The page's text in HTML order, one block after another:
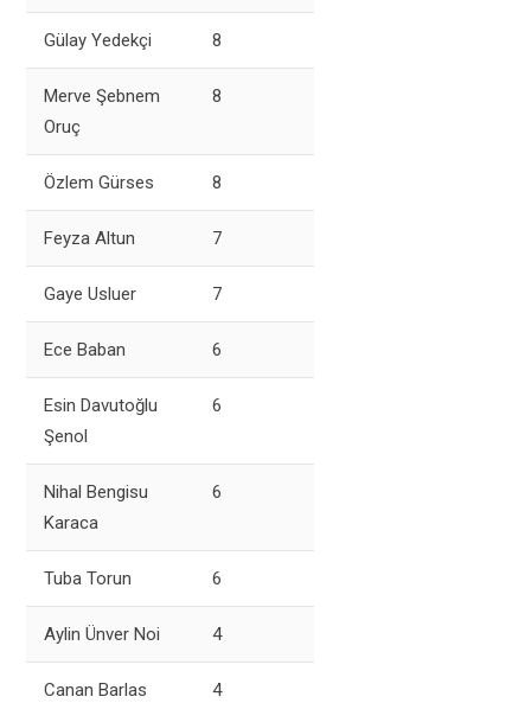
Gülay Yedekçi 8
Merve Şebnem
Oruç
8
Özlem Gürses 8
Feyza Altun 7
Gaye Usluer 7
Ece Baban 6
Esin Davutoğlu
Şenol
6
Nihal Bengisu
Karaca
6
Tuba Torun 6
Aylin Ünver Noi 4
Canan Barlas 4